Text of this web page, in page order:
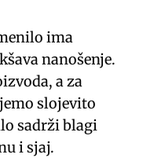
ima
nanošenje.
a za
slojevito
sadrži blagi
i sjaj.